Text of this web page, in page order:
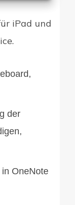
iPad und
der
OneNote